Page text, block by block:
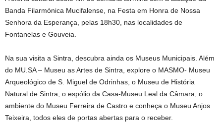
Banda Filarmónica Mucifalense, na Festa em Honra de Nossa
Senhora da Esperança, pelas 18h30, nas localidades de
Fontanelas e Gouveia.
Na sua visita a Sintra, descubra ainda os Museus Municipais. Além
do MU.SA – Museu as Artes de Sintra, explore o MASMO- Museu
Arqueológico de S. Miguel de Odrinhas, o Museu de História
Natural de Sintra, o espólio da Casa-Museu Leal da Câmara, o
ambiente do Museu Ferreira de Castro e conheça o Museu Anjos
Teixeira, todos eles de portas abertas para o receber.